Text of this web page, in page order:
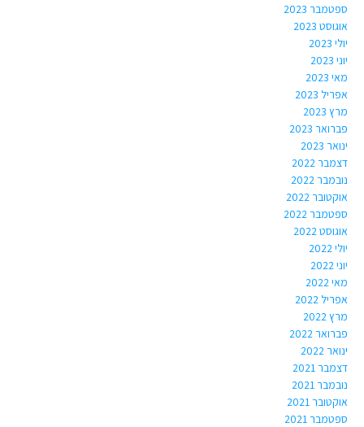
ספטמבר 2023
אוגוסט 2023
יולי 2023
יוני 2023
מאי 2023
אפריל 2023
מרץ 2023
פברואר 2023
ינואר 2023
דצמבר 2022
נובמבר 2022
אוקטובר 2022
ספטמבר 2022
אוגוסט 2022
יולי 2022
יוני 2022
מאי 2022
אפריל 2022
מרץ 2022
פברואר 2022
ינואר 2022
דצמבר 2021
נובמבר 2021
אוקטובר 2021
ספטמבר 2021